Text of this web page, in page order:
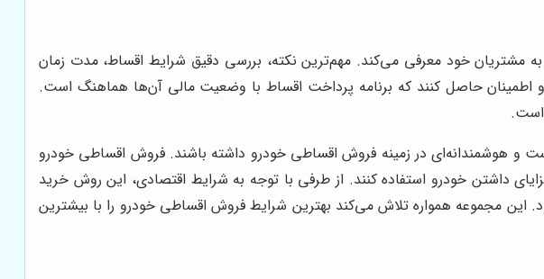
به مشتریان خود معرفی می‌کند. مهم‌ترین نکته، بررسی دقیق شرایط اقساط، مدت زمان
و اطمینان حاصل کنند که برنامه پرداخت اقساط با وضعیت مالی آن‌ها هماهنگ است.
است.
و هوشمندانه‌ای در زمینه فروش اقساطی خودرو داشته باشند. فروش اقساطی خودرو
داشتن خودرو استفاده کنند. از طرفی با توجه به شرایط اقتصادی، این روش خرید
مجموعه همواره تلاش می‌کند بهترین شرایط فروش اقساطی خودرو را با بیشترین